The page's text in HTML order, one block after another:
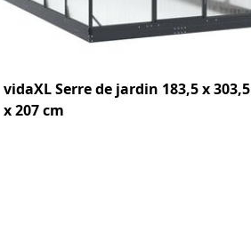
vidaXL Serre de jardin 183,5 x 303,5
x 207 cm